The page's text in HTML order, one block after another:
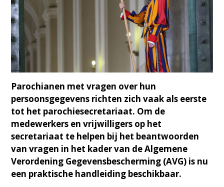
Parochianen met vragen over hun
persoonsgegevens richten zich vaak als eerste
tot het parochiesecretariaat. Om de
medewerkers en vrijwilligers op het
secretariaat te helpen bij het beantwoorden
van vragen in het kader van de Algemene
Verordening Gegevensbescherming (AVG) is nu
een praktische handleiding beschikbaar.